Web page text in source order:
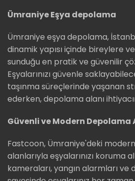
Ümraniye Eşya depolama
Ümraniye eşya depolama,
dinamik yapısı içinde bireylere
sunduğu en pratik ve güvenilir
Eşyalarınızı güvenle
taşınma süreçlerinde yaşanan
ederken, depolama alanı
Güvenli ve Modern Depolama
Fastcoon, Ümraniye'deki
alanlarıyla eşyalarınızı koruma
kameraları, yangın alarmları ve